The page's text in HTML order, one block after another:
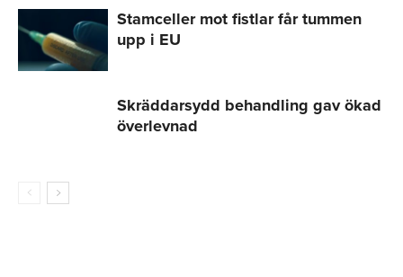
Stamceller mot fistlar får tummen
upp i EU
Skräddarsydd behandling gav ökad
överlevnad